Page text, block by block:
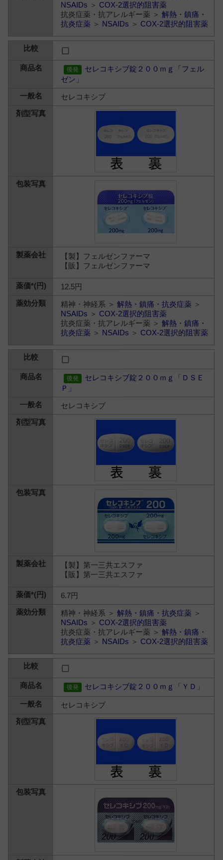
NSAIDs ＞ COX-2選択的阻害薬
抗炎症薬・抗アレルギー薬 ＞解熱・鎮痛・
抗炎症薬 ＞ NSAIDs ＞ COX-2選択的阻害薬
セレコキシブ錠２００ｍｇ「フェル
ゼン」
セレコキシブ
【製】フェルゼンファーマ
【販】フェルゼンファーマ
12.5円
精神・神経系 ＞解熱・鎮痛・抗炎症薬 ＞
NSAIDs ＞ COX-2選択的阻害薬
抗炎症薬・抗アレルギー薬 ＞解熱・鎮痛・
抗炎症薬 ＞ NSAIDs ＞ COX-2選択的阻害薬
セレコキシブ錠２００ｍｇ「ＤＳＥ
Ｐ」
セレコキシブ
【製】第一三共エスファ
【販】第一三共エスファ
6.7円
精神・神経系 ＞解熱・鎮痛・抗炎症薬 ＞
NSAIDs ＞ COX-2選択的阻害薬
抗炎症薬・抗アレルギー薬 ＞解熱・鎮痛・
抗炎症薬 ＞ NSAIDs ＞ COX-2選択的阻害薬
セレコキシブ錠２００ｍｇ「ＹＤ」
セレコキシブ